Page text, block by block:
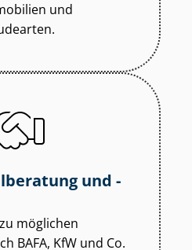
und
und -
möglichen
BAFA, KfW und Co.